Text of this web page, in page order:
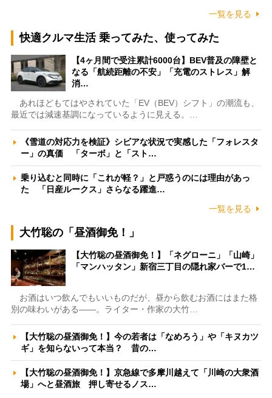
一覧を見る
快適クルマ生活 乗ってみた、使ってみた
【4ヶ月間で受注累計6000台】BEV普及の障壁と
なる「航続距離の不安」「充電のストレス」解
消…
あれほどもてはやされていた「EV（BEV）シフト」の潮流も、
最近では減速基調になっているように見える。…
《雪道の対応力を検証》シビアな状況で実感した「フォレスタ
ー」の真価 「ターボ」と「スト…
乗り込むと同時に「これが軽？」と戸惑うのには理由があっ
た 「日産ルークス」さらなる躍進…
一覧を見る
大竹聡の「昼酒御免！」
【大竹聡の昼酒御免！】「ネグローニ」「山崎」
「マンハッタン」新宿三丁目の隠れ家バーで1…
お酒はいつ飲んでもいいものだが、昼から飲むお酒にはまた格
別の味わいがある――。ライター・作家の大竹…
【大竹聡の昼酒御免！】今の若者は「なめろう」や「キヌカツ
ギ」を知らないって本当？ 昔の…
【大竹聡の昼酒御免！】京急線で多摩川越えて「川崎の大衆酒
場」へと昼酒旅 押し寄せるノス…